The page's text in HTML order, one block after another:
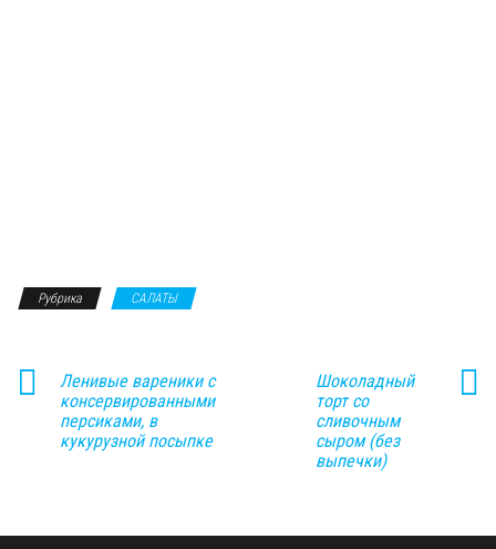
Рубрика САЛАТЫ
Ленивые вареники с
консервированными
персиками, в
кукурузной посыпке
Шоколадный
торт со
сливочным
сыром (без
выпечки)